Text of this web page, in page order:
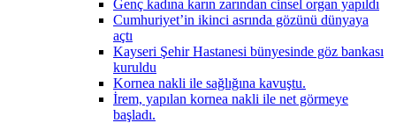
Genç kadına karın zarından cinsel organ yapıldı
Cumhuriyet’in ikinci asrında gözünü dünyaya
açtı
Kayseri Şehir Hastanesi bünyesinde göz bankası
kuruldu
Kornea nakli ile sağlığına kavuştu.
İrem, yapılan kornea nakli ile net görmeye
başladı.